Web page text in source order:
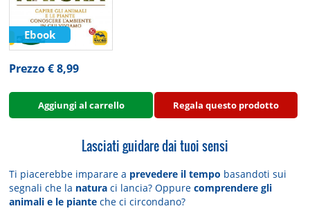
Ebook
Prezzo € 8,99
Aggiungi al carrello Regala questo prodotto
Lasciati guidare dai tuoi sensi
Ti piacerebbe imparare a prevedere il tempo basandoti sui
segnali che la natura ci lancia? Oppurecomprendere gli
animali e le piante che ci circondano?